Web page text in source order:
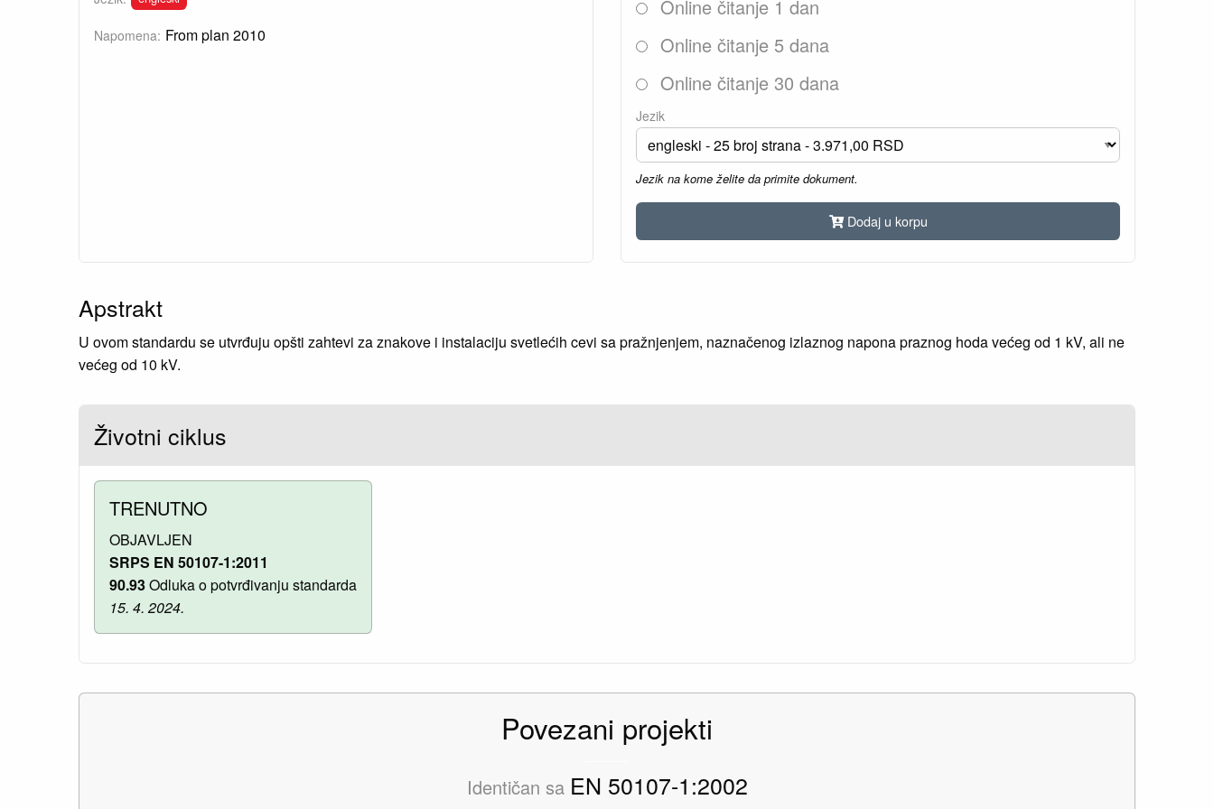
Napomena: From plan 2010
Online čitanje 1 dan
Online čitanje 5 dana
Online čitanje 30 dana
Jezik
Jezik na kome želite da primite dokument.
Dodaj u korpu
Apstrakt
U ovom standardu se utvrđuju opšti zahtevi za znakove i instalaciju svetlećih cevi sa pražnjenjem, naznačenog izlaznog napona praznog hoda većeg od 1 kV, ali ne
većeg od 10 kV.
Životni ciklus
TRENUTNO
OBJAVLJEN
SRPS EN 50107-1:2011
90.93Odluka o potvrđivanju standarda
15. 4. 2024.
Povezani projekti
Identičan sa EN 50107-1:2002